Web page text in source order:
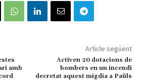
amb
Article següent
Activen 20 dotacions de
bombers en un incendi
decretat aquest migdia a Paüls